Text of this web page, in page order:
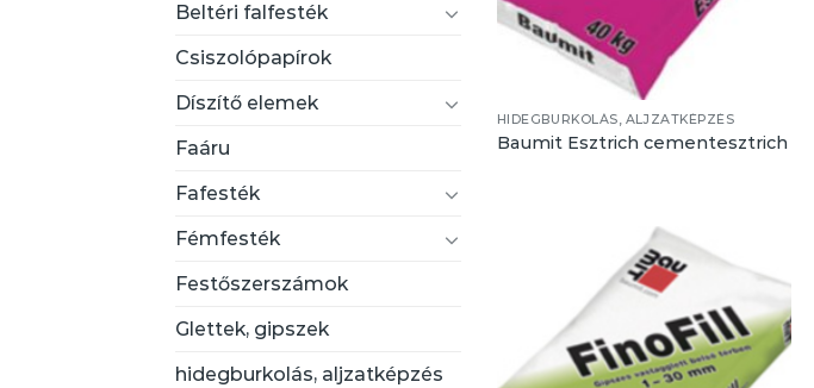
Beltéri falfesték
Csiszolópapírok
Díszítő elemek
Faáru
Fafesték
Fémfesték
Festőszerszámok
Glettek, gipszek
hidegburkolás, aljzatképzés
HIDEGBURKOLÁS, ALJZATKÉPZÉS
Baumit Esztrich cementesztrich